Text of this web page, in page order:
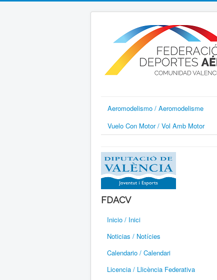
Aeromodelismo / Aeromodelisme
Vuelo Con Motor / Vol Amb Motor
FDACV
Inicio / Inici
Noticias / Notícies
Calendario / Calendari
Licencia / Llicència Federativa